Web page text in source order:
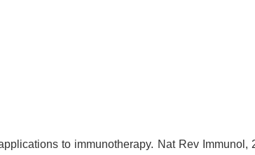
to immunotherapy. Nat Rev Immunol,